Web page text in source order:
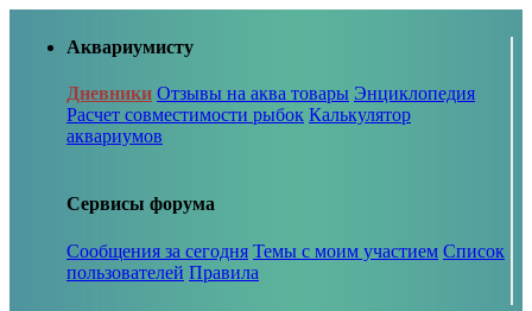
Аквариумисту
Дневники Отзывы на аква товары Энциклопедия
Расчет совместимости рыбок Калькулятор
аквариумов
Сервисы форума
Сообщения за сегодня Темы с моим участием Список
пользователей Правила